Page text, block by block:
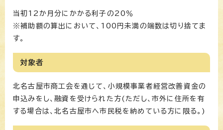
当初12か月分にかかる利子の20％
※補助額の算出において、100円未満の端数は切り捨てま
す。
対象者
北名古屋市商工会を通じて、小規模事業者経営改善資金の
申込みをし、融資を受けられた方(ただし、市外に住所を有
する場合は、北名古屋市へ市民税を納めている方に限る。)